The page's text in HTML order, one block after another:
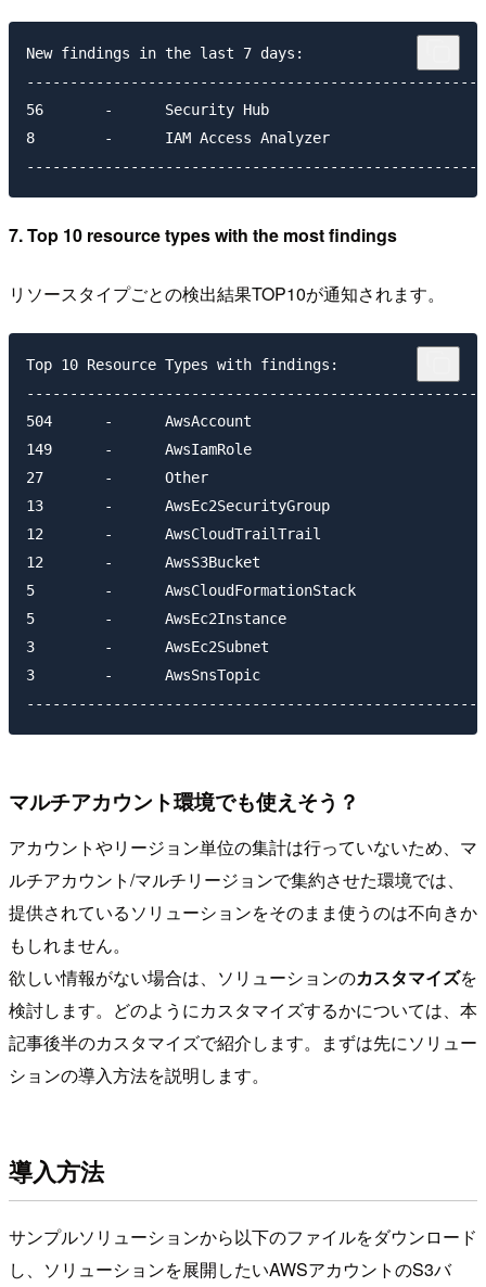
New findings in the last 7 days:
56       -      Security Hub
8        -      IAM Access Analyzer
7. Top 10 resource types with the most findings
リソースタイプごとの検出結果TOP10が通知されます。
Top 10 Resource Types with findings:
504      -      AwsAccount
149      -      AwsIamRole
27       -      Other
13       -      AwsEc2SecurityGroup
12       -      AwsCloudTrailTrail
12       -      AwsS3Bucket
5        -      AwsCloudFormationStack
5        -      AwsEc2Instance
3        -      AwsEc2Subnet
3        -      AwsSnsTopic
マルチアカウント環境でも使えそう？
アカウントやリージョン単位の集計は行っていないため、マ
ルチアカウント/マルチリージョンで集約させた環境では、
提供されているソリューションをそのまま使うのは不向きか
もしれません。
欲しい情報がない場合は、ソリューションのカスタマイズを
検討します。どのようにカスタマイズするかについては、本
記事後半のカスタマイズで紹介します。まずは先にソリュー
ションの導入方法を説明します。
導入方法
サンプルソリューションから以下のファイルをダウンロード
し、ソリューションを展開したいAWSアカウントのS3バ